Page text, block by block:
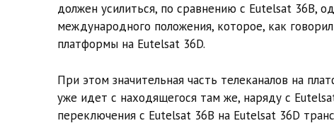
должен усилиться, по сравнению с Eutelsat 36B,
международного положения, которое, как
платформы на Eutelsat 36D.
При этом значительная часть телеканалов на
уже идет с находящегося там же, наряду с
переключения с Eutelsat 36B на Eutelsat 36D